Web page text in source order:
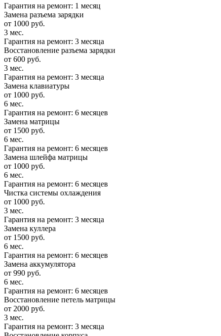
Гарантия на ремонт: 1 месяц
Замена разъема зарядки
от 1000 руб.
3 мес.
Гарантия на ремонт: 3 месяца
Восстановление разъема зарядки
от 600 руб.
3 мес.
Гарантия на ремонт: 3 месяца
Замена клавиатуры
от 1000 руб.
6 мес.
Гарантия на ремонт: 6 месяцев
Замена матрицы
от 1500 руб.
6 мес.
Гарантия на ремонт: 6 месяцев
Замена шлейфа матрицы
от 1000 руб.
6 мес.
Гарантия на ремонт: 6 месяцев
Чистка системы охлаждения
от 1000 руб.
3 мес.
Гарантия на ремонт: 3 месяца
Замена куллера
от 1500 руб.
6 мес.
Гарантия на ремонт: 6 месяцев
Замена аккумулятора
от 990 руб.
6 мес.
Гарантия на ремонт: 6 месяцев
Восстановление петель матрицы
от 2000 руб.
3 мес.
Гарантия на ремонт: 3 месяца